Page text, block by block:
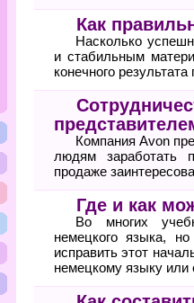
Как
Насколько
и стабильным
конечного
Компания Avon
людям заработать
продаже
Где и как
Во многих
немецкого языка,
исправить этот
немецкому языку